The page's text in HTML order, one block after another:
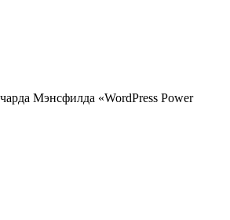
Мэнсфилда «WordPress Power